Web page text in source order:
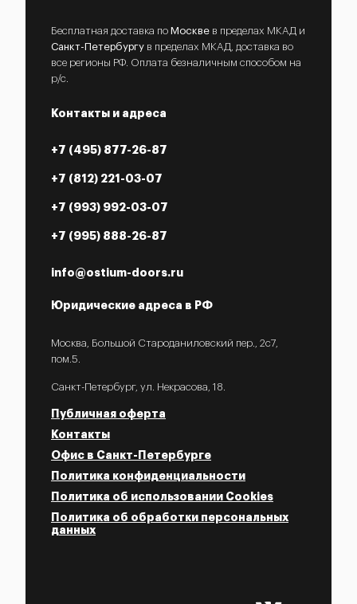
Бесплатная доставка по Москве в пределах МКАД и
Санкт-Петербургу в пределах МКАД, доставка во
все регионы РФ. Оплата безналичным способом на
р/с.
Контакты и адреса
+7 (495) 877-26-87
+7 (812) 221-03-07
+7 (993) 992-03-07
+7 (995) 888-26-87
info@ostium-doors.ru
Юридические адреса в РФ
Москва, Большой Староданиловский пер., 2с7,
пом.5.
Санкт-Петербург, ул. Некрасова, 18.
Публичная оферта
Контакты
Офис в Санкт-Петербурге
Политика конфиденциальности
Политика об использовании Cookies
Политика об обработки персональных
данных